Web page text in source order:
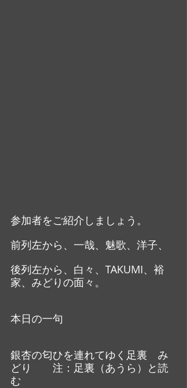
参加者をご紹介しましょう。
前列左から、一哉、魅歌、洋子、
後列左から、白々、TAKUMI、裕
家、みどりの面々。
本日の一句
銀杏の匂ひを連れてゆく足裏　み
どり　　注：足裏（あうら）と読
む